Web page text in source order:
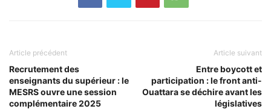
Article précédent
Recrutement des
enseignants du supérieur : le
MESRS ouvre une session
complémentaire 2025
Article suivant
Entre boycott et
participation : le front anti-
Ouattara se déchire avant les
législatives